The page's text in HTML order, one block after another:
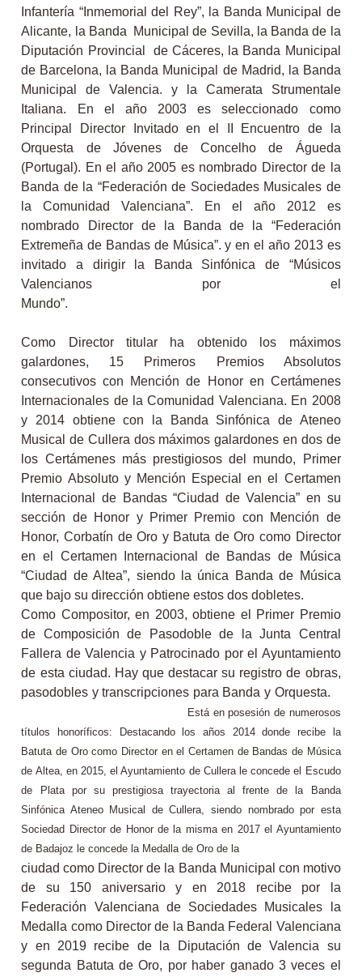
Infantería “Inmemorial del Rey”, la Banda Municipal de
Alicante, la Banda Municipal de Sevilla, la Banda de la
Diputación Provincial de Cáceres, la Banda Municipal
de Barcelona, la Banda Municipal de Madrid, la Banda
Municipal de Valencia. y la Camerata Strumentale
Italiana. En el año 2003 es seleccionado como
Principal Director Invitado en el II Encuentro de la
Orquesta de Jóvenes de Concelho de Águeda
(Portugal). En el año 2005 es nombrado Director de la
Banda de la “Federación de Sociedades Musicales de
la Comunidad Valenciana”. En el año 2012 es
nombrado Director de la Banda de la “Federación
Extremeña de Bandas de Música”. y en el año 2013 es
invitado a dirigir la Banda Sinfónica de “Músicos
Valencianos por el
Como Director titular ha obtenido los máximos
galardones, 15 Primeros Premios Absolutos
consecutivos con Mención de Honor en Certámenes
Internacionales de la Comunidad Valenciana. En 2008
y 2014 obtiene con la Banda Sinfónica de Ateneo
Musical de Cullera dos máximos galardones en dos de
los Certámenes más prestigiosos del mundo, Primer
Premio Absoluto y Mención Especial en el Certamen
Internacional de Bandas “Ciudad de Valencia” en su
sección de Honor y Primer Premio con Mención de
Honor, Corbatín de Oro y Batuta de Oro como Director
en el Certamen Internacional de Bandas de Música
“Ciudad de Altea”, siendo la única Banda de Música
que bajo su dirección obtiene estos dos dobletes.
Como Compositor, en 2003, obtiene el Primer Premio
de Composición de Pasodoble de la Junta Central
Fallera de Valencia y Patrocinado por el Ayuntamiento
de esta ciudad. Hay que destacar su registro de obras,
pasodobles y transcripciones para Banda y Orquesta.
Está en posesión de numerosos
títulos honoríficos: Destacando los años 2014 donde recibe la
Batuta de Oro como Director en el Certamen de Bandas de Música
de Altea, en 2015, el Ayuntamiento de Cullera le concede el Escudo
de Plata por su prestigiosa trayectoria al frente de la Banda
Sinfónica Ateneo Musical de Cullera, siendo nombrado por esta
Sociedad Director de Honor de la misma en 2017 el Ayuntamiento
de Badajoz le concede la Medalla de Oro de la
ciudad como Director de la Banda Municipal con motivo
de su 150 aniversario y en 2018 recibe por la
Federación Valenciana de Sociedades Musicales la
Medalla como Director de la Banda Federal Valenciana
y en 2019 recibe de la Diputación de Valencia su
segunda Batuta de Oro, por haber ganado 3 veces el